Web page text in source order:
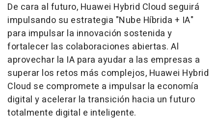
De cara al futuro, Huawei Hybrid Cloud seguirá
impulsando su estrategia "Nube Híbrida + IA"
para impulsar la innovación sostenida y
fortalecer las colaboraciones abiertas. Al
aprovechar la IA para ayudar a las empresas a
superar los retos más complejos, Huawei Hybrid
Cloud se compromete a impulsar la economía
digital y acelerar la transición hacia un futuro
totalmente digital e inteligente.